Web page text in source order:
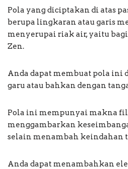
Pola yang diciptakan di atas
berupa lingkaran atau garis
menyerupai riak air, yaitu
Zen.
Anda dapat membuat pola ini
garu atau bahkan dengan
Pola ini mempunyai makna
menggambarkan
selain menambah keindahan
Anda dapat menambahkan